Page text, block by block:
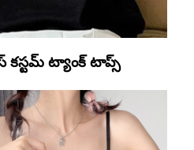
కస్టమ్ ట్యాంక్ టాప్స్